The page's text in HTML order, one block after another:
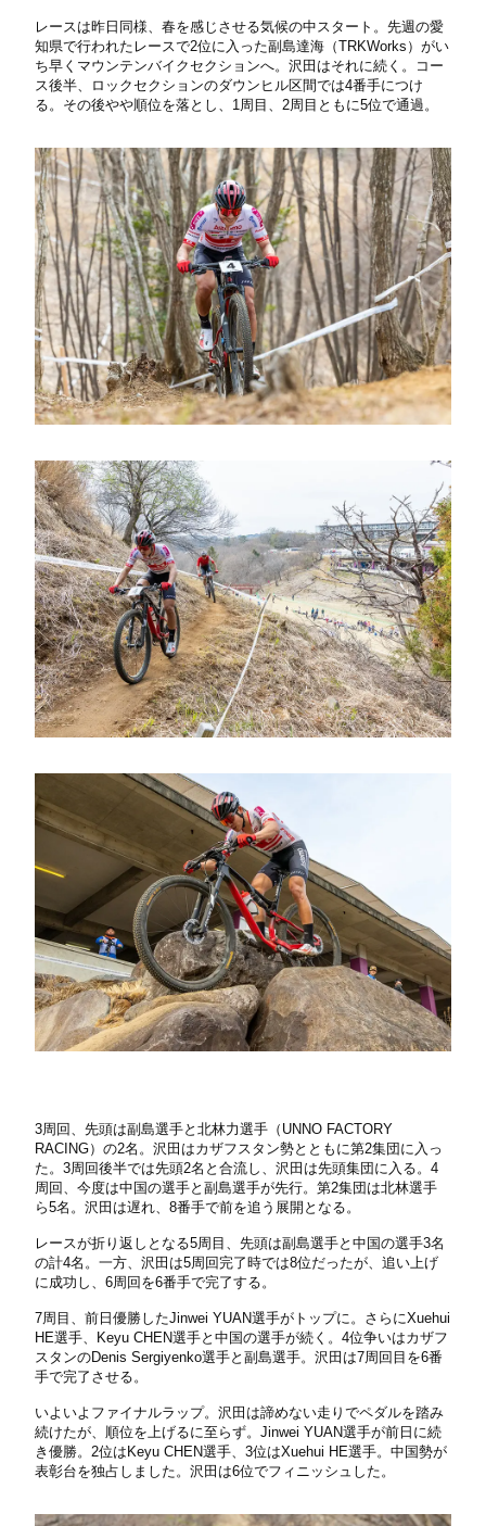
レースは昨日同様、春を感じさせる気候の中スタート。先週の愛
知県で行われたレースで2位に入った副島達海（TRKWorks）がい
ち早くマウンテンバイクセクションへ。沢田はそれに続く。コー
ス後半、ロックセクションのダウンヒル区間では4番手につけ
る。その後やや順位を落とし、1周目、2周目ともに5位で通過。
3周回、先頭は副島選手と北林力選手（UNNO FACTORY
RACING）の2名。沢田はカザフスタン勢とともに第2集団に入っ
た。3周回後半では先頭2名と合流し、沢田は先頭集団に入る。4
周回、今度は中国の選手と副島選手が先行。第2集団は北林選手
ら5名。沢田は遅れ、8番手で前を追う展開となる。
レースが折り返しとなる5周目、先頭は副島選手と中国の選手3名
の計4名。一方、沢田は5周回完了時では8位だったが、追い上げ
に成功し、6周回を6番手で完了する。
7周目、前日優勝したJinwei YUAN選手がトップに。さらにXuehui
HE選手、Keyu CHEN選手と中国の選手が続く。4位争いはカザフ
スタンのDenis Sergiyenko選手と副島選手。沢田は7周回目を6番
手で完了させる。
いよいよファイナルラップ。沢田は諦めない走りでペダルを踏み
続けたが、順位を上げるに至らず。Jinwei YUAN選手が前日に続
き優勝。2位はKeyu CHEN選手、3位はXuehui HE選手。中国勢が
表彰台を独占しました。沢田は6位でフィニッシュした。